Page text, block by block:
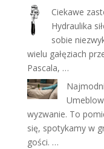
Ciekawe
Hydraulika
sobie
wielu gałęziach
Pascala, …
wyzwanie. To
się, spotykamy w
gości. …